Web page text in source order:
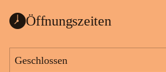
Öffnungszeiten
Geschlossen